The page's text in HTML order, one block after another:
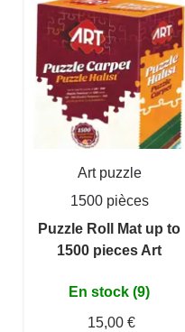
Art puzzle
1500 pièces
Puzzle Roll Mat up to
1500 pieces Art
En stock (9)
15,00 €